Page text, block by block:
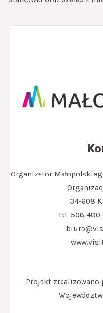
Organizator
34-608
Tel. 508 480
Projekt zrealizowano